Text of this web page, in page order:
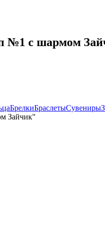
№1 с шармом
БрелкиБраслетыСувениры
Зайчик"